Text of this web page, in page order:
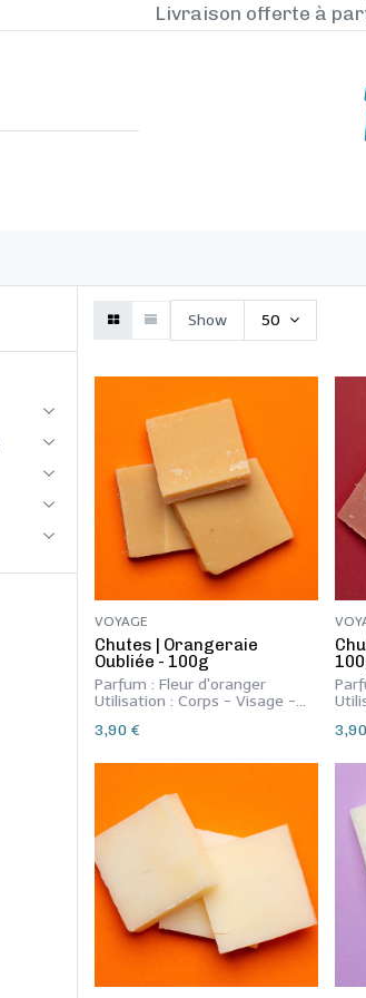
Livraison offerte à
Show 50
VOYAGE
​Chutes | Orangeraie
Oubliée - 100g
Parfum : Fleur d'oranger
Utilisation : Corps - Visage -
3,90 € 3,90